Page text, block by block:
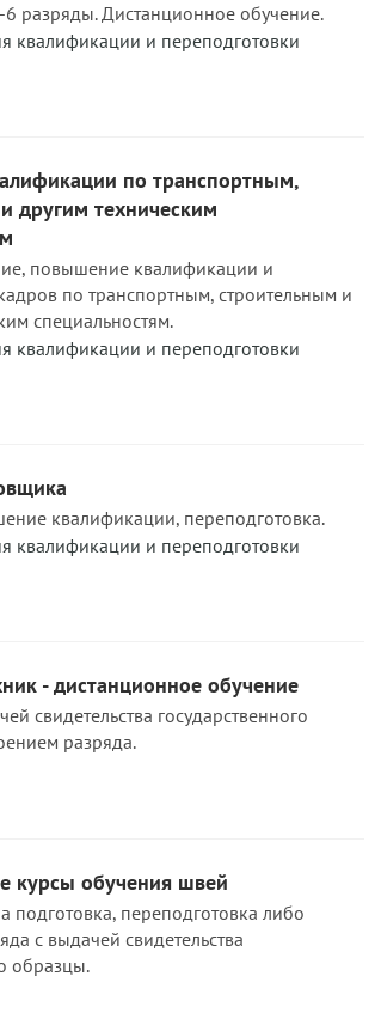
разряды. Дистанционное обучение.
квалификации и переподготовки
по транспортным,
другим техническим
повышение квалификации и
по транспортным, строительным и
специальностям.
квалификации и переподготовки
квалификации, переподготовка.
квалификации и переподготовки
- дистанционное обучение
свидетельства государственного
разряда.
курсы обучения швей
подготовка, переподготовка либо
с выдачей свидетельства
образцы.